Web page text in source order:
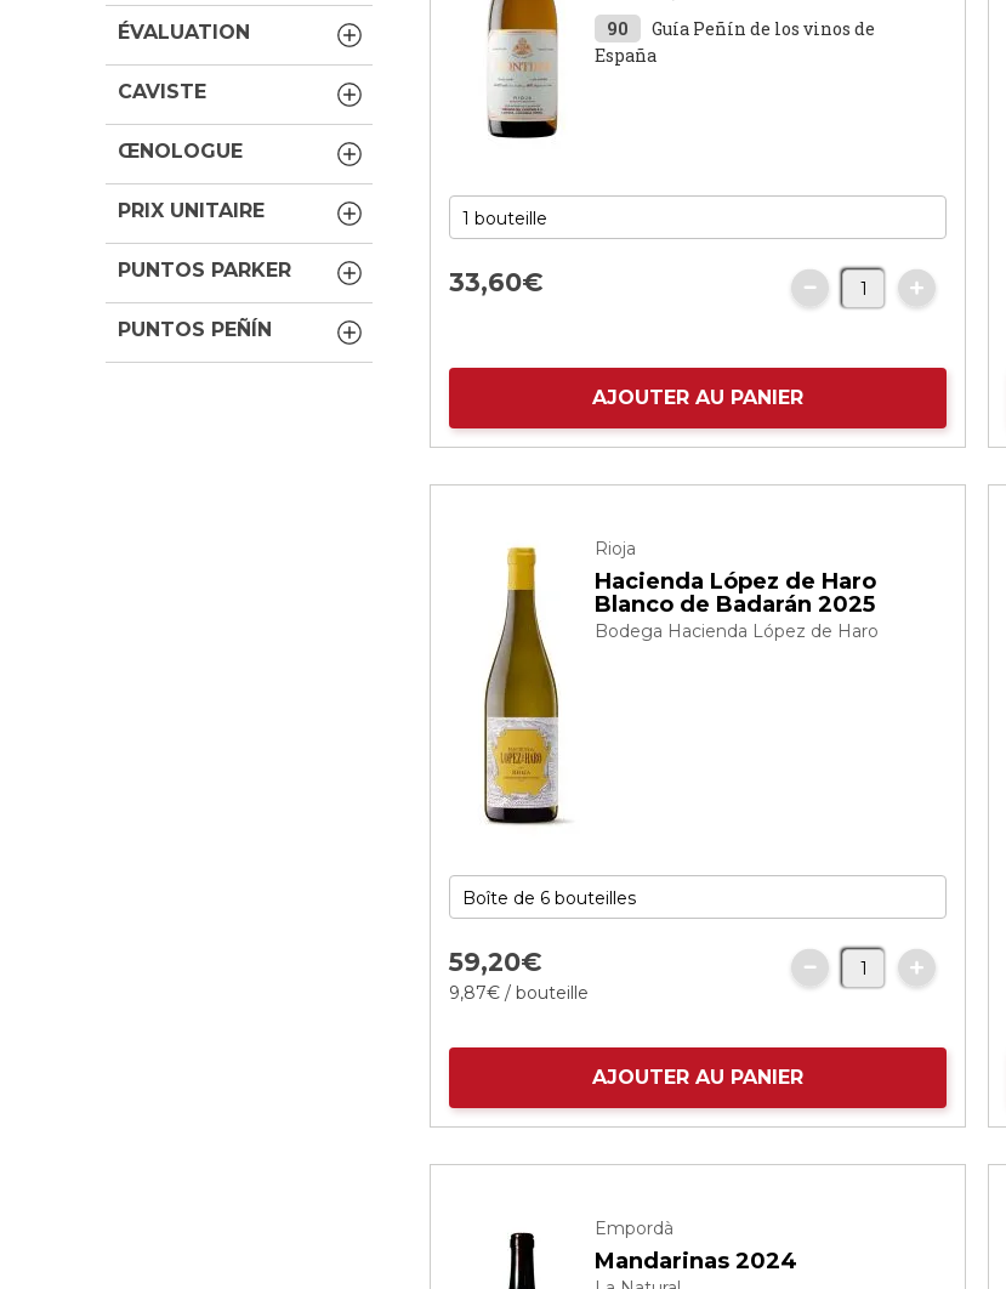
90
Guía Peñín de los vinos de
España
33,60€
AJOUTER AU PANIER
Rioja
Hacienda López de Haro
Blanco de Badarán 2025
Bodega Hacienda López de Haro
59,20€
9,87€ / bouteille
AJOUTER AU PANIER
Empordà
Mandarinas 2024
ÉVALUATION
CAVISTE
ŒNOLOGUE
PRIX UNITAIRE
PUNTOS PARKER
PUNTOS PEÑÍN